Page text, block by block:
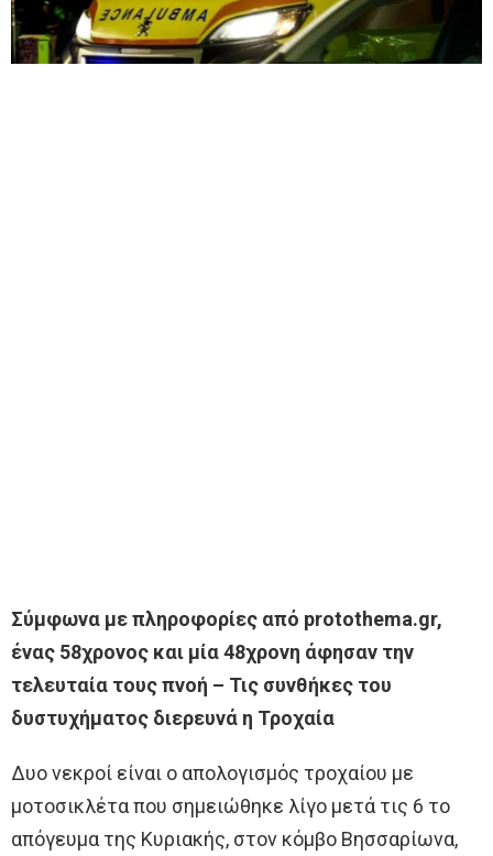
Σύμφωνα με πληροφορίες από protothema.gr,
ένας 58χρονος και μία 48χρονη άφησαν την
τελευταία τους πνοή – Τις συνθήκες του
δυστυχήματος διερευνά η Τροχαία
Δυο νεκροί είναι ο απολογισμός τροχαίου με
μοτοσικλέτα που σημειώθηκε λίγο μετά τις 6 το
απόγευμα της Κυριακής, στον κόμβο Βησσαρίωνα,